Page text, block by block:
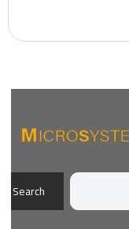
Search